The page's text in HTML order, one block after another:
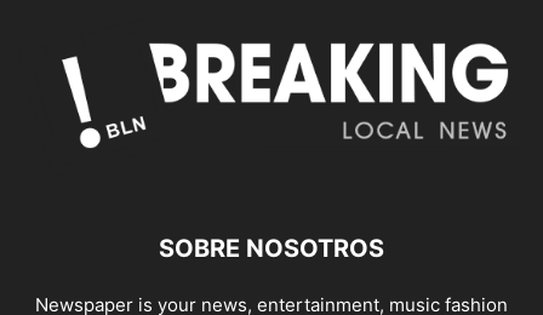
SOBRE NOSOTROS
Newspaper is your news, entertainment, music fashion